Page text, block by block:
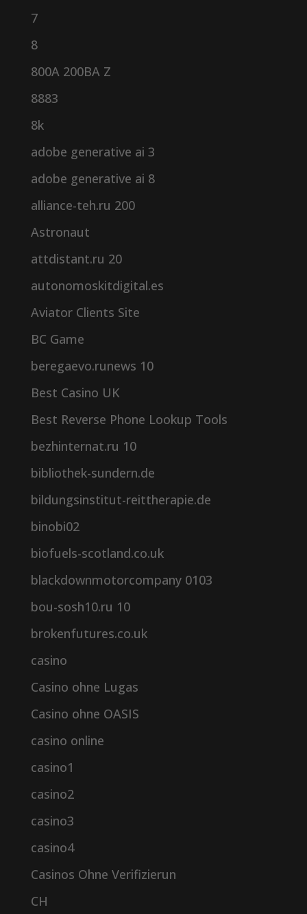
7
8
800A 200BA Z
8883
8k
adobe generative ai 3
adobe generative ai 8
alliance-teh.ru 200
Astronaut
attdistant.ru 20
autonomoskitdigital.es
Aviator Clients Site
BC Game
beregaevo.runews 10
Best Casino UK
Best Reverse Phone Lookup Tools
bezhinternat.ru 10
bibliothek-sundern.de
bildungsinstitut-reittherapie.de
binobi02
biofuels-scotland.co.uk
blackdownmotorcompany 0103
bou-sosh10.ru 10
brokenfutures.co.uk
casino
Casino ohne Lugas
Casino ohne OASIS
casino online
casino1
casino2
casino3
casino4
Casinos Ohne Verifizierun
CH